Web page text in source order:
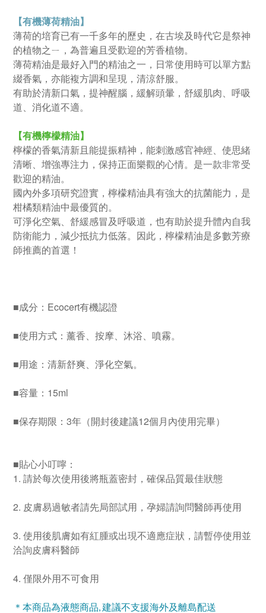
【有機薄荷精油】
薄荷的培育已有一千多年的歷史，在古埃及時代它是祭神
的植物之ㄧ，為普遍且受歡迎的芳香植物。
薄荷精油是最好入門的精油之一，日常使用時可以單方點
綴香氣，亦能複方調和呈現，清涼舒服。
有助於清新口氣，提神醒腦，緩解頭暈，舒緩肌肉、呼吸
道、消化道不適。
【有機檸檬精油】
檸檬的香氣清新且能提振精神，能刺激感官神經、使思緒
清晰、增強專注力，保持正面樂觀的心情。是一款非常受
歡迎的精油。
國內外多項研究證實，檸檬精油具有強大的抗菌能力，是
柑橘類精油中最優質的。
可淨化空氣、舒緩感冒及呼吸道，也有助於提升體內自我
防衛能力，減少抵抗力低落。因此，檸檬精油是多數芳療
師推薦的首選！
■成分：Ecocert有機認證
■使用方式：薰香、按摩、沐浴、噴霧。
■用途：清新舒爽、淨化空氣。
■容量：15ml
■保存期限：3年（開封後建議12個月內使用完畢）
■貼心小叮嚀：
1. 請於每次使用後將瓶蓋密封，確保品質最佳狀態
2. 皮膚易過敏者請先局部試用，孕婦請詢問醫師再使用
3. 使用後肌膚如有紅腫或出現不適應症狀，請暫停使用並
洽詢皮膚科醫師
4. 僅限外用不可食用
＊本商品為液態商品, 建議不支援海外及離島配送